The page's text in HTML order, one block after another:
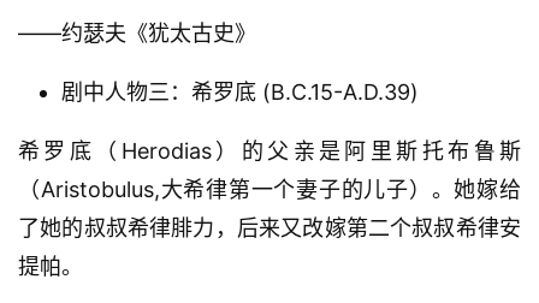
——约瑟夫《犹太古史》
剧中人物三：希罗底 (B.C.15-A.D.39)
希罗底（Herodias）的父亲是阿里斯托布鲁斯
（Aristobulus,大希律第一个妻子的儿子）。她嫁给
了她的叔叔希律腓力，后来又改嫁第二个叔叔希律安
提帕。